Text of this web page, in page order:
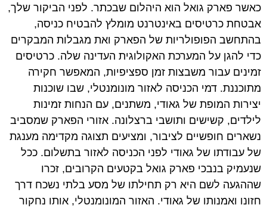
כאשר פארק גואל הוא היהלום שבכתר. לפני הביקור שלך,
אבטחת כרטיסים באינטרנט מומלץ להבטיח כניסה,
בהתחשב הפופולריות של הפארק ואת מגבלות המבקרים
כדי להגן על המערכת האקולוגית העדינה שלה. כרטיסים
זמינים עבור משבצות זמן ספציפיות, המאפשר חקירה
מתוכננת. דמי הכניסה לאזור מונומנטלי, שבו שוכנות
יצירות המופת של גאודי, משתנים, עם הנחות זמינות
לילדים, קשישים ותושבי ברצלונה. אזורי הפארק שמסביב
נשארים חופשיים לציבור, ומציעים תצוגה מקדימה מענגת
של עבודתו של גאודי לפני הכניסה לאזור בתשלום. ככל
שנעמיק בנבכי פארק גואל בקטעים הקרובים, זכרו
שההגעה לשם היא רק תחילתו של מסע בלתי נשכח דרך
חזונו ואמנותו של גאודי. האזור המונומנטלי, אותו נחקור